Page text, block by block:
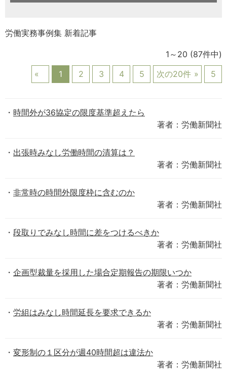
労働実務事例集 新着記事
1～20 (87件中)
1
2 3 4 5 次の20件 5
時間外が36協定の限度基準超えたら
著者：労働新聞社
出張時みなし労働時間の清算は？
著者：労働新聞社
非常時の時間外限度枠に含むのか
著者：労働新聞社
段取りでみなし時間に差をつけるべきか
著者：労働新聞社
企画型裁量を採用した場合定期報告の期限いつか
著者：労働新聞社
労組はみなし時間延長を要求できるか
著者：労働新聞社
変形制の１区分が週40時間超は違法か
著者：労働新聞社